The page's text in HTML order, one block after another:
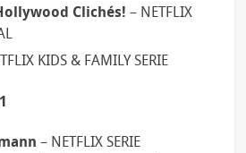
Clichés! – NETFLIX
KIDS & FAMILY SERIE
– NETFLIX SERIE